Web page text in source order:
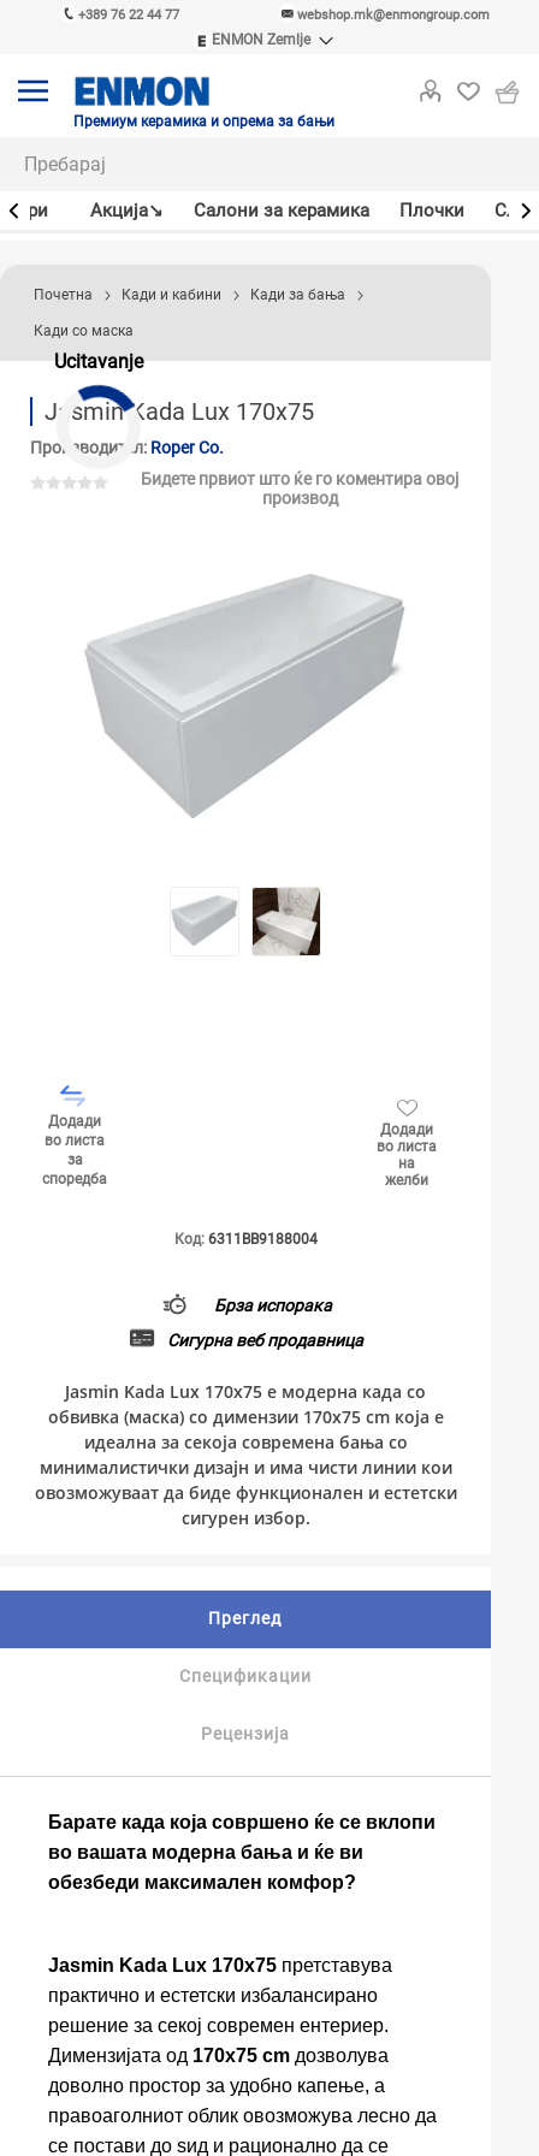
+389 76 22 44 77 webshop.mk@enmongroup.com
ENMON Zemlje
ENMON MKD
Премиум керамика и опрема за бањи
Акцијa↘ Салони за керамика Плочки
Ucitavanje
Почетна Кади и кабини Кади за бања
Кади со маска
Jasmin Kada Lux 170x75
Производител: Roper Co.
Бидете првиот што ќе го коментира овој
производ
Додади
во листа
за
споредба
Додади
во листа
на
желби
Код: 6311BB9188004
Брза испорака
Сигурна веб продавница
Jasmin Kada Lux 170x75 е модерна када со
обвивка (маска) со димензии 170x75 cm која е
идеална за секоја современа бања со
минималистички дизајн и има чисти линии кои
овозможуваат да биде функционален и естетски
сигурен избор.
Преглед
Спецификации
Рецензија
Барате када која совршено ќе се вклопи
во вашата модерна бања и ќе ви
обезбеди максимален комфор?
Jasmin Kada Lux 170x75 претставува
практично и естетски избалансирано
решение за секој современ ентериер.
Димензијата од 170x75 cm дозволува
доволно простор за удобно капење, а
правоаголниот облик овозможува лесно да
се постави до ѕид и рационално да се